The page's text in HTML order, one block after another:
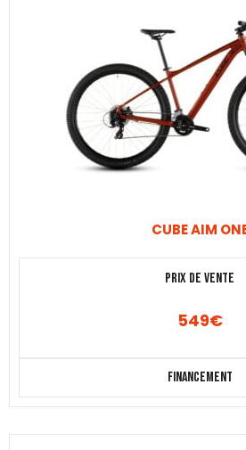
CUBE AIM
Prix de vente
549€
Financement